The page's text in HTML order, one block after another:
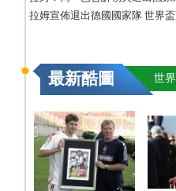
拉姆宣佈退出德國國家隊 世界
最新酷圖 世